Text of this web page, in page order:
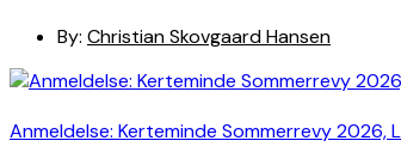
By: Christian Skovgaard Hansen
Anmeldelse: Kerteminde Sommerrevy